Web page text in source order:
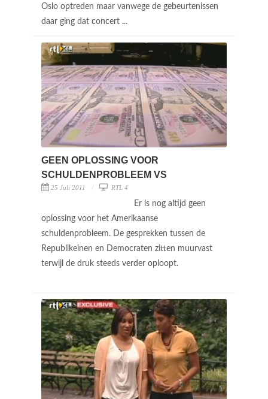
Oslo optreden maar vanwege de gebeurtenissen
daar ging dat concert ...
GEEN OPLOSSING VOOR
SCHULDENPROBLEEM VS
25 Juli 2011 RTL 4
Er is nog altijd geen
oplossing voor het Amerikaanse
schuldenprobleem. De gesprekken tussen de
Republikeinen en Democraten zitten muurvast
terwijl de druk steeds verder oploopt.